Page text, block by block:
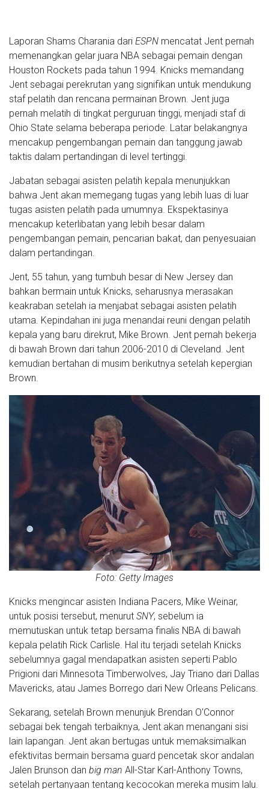
Laporan Shams Charania dari ESPN mencatat Jent pernah
memenangkan gelar juara NBA sebagai pemain dengan
Houston Rockets pada tahun 1994. Knicks memandang
Jent sebagai perekrutan yang signifikan untuk mendukung
staf pelatih dan rencana permainan Brown. Jent juga
pernah melatih di tingkat perguruan tinggi, menjadi staf di
Ohio State selama beberapa periode. Latar belakangnya
mencakup pengembangan pemain dan tanggung jawab
taktis dalam pertandingan di level tertinggi.
Jabatan sebagai asisten pelatih kepala menunjukkan
bahwa Jent akan memegang tugas yang lebih luas di luar
tugas asisten pelatih pada umumnya. Ekspektasinya
mencakup keterlibatan yang lebih besar dalam
pengembangan pemain, pencarian bakat, dan penyesuaian
dalam pertandingan.
Jent, 55 tahun, yang tumbuh besar di New Jersey dan
bahkan bermain untuk Knicks, seharusnya merasakan
keakraban setelah ia menjabat sebagai asisten pelatih
utama. Kepindahan ini juga menandai reuni dengan pelatih
kepala yang baru direkrut, Mike Brown. Jent pernah bekerja
di bawah Brown dari tahun 2006-2010 di Cleveland. Jent
kemudian bertahan di musim berikutnya setelah kepergian
Brown.
Foto: Getty Images
Knicks mengincar asisten Indiana Pacers, Mike Weinar,
untuk posisi tersebut, menurut SNY, sebelum ia
memutuskan untuk tetap bersama finalis NBA di bawah
kepala pelatih Rick Carlisle. Hal itu terjadi setelah Knicks
sebelumnya gagal mendapatkan asisten seperti Pablo
Prigioni dari Minnesota Timberwolves, Jay Triano dari Dallas
Mavericks, atau James Borrego dari New Orleans Pelicans.
Sekarang, setelah Brown menunjuk Brendan O'Connor
sebagai bek tengah terbaiknya, Jent akan menangani sisi
lain lapangan. Jent akan bertugas untuk memaksimalkan
efektivitas bermain bersama guard pencetak skor andalan
Jalen Brunson dan big man All-Star Karl-Anthony Towns,
setelah pertanyaan tentang kecocokan mereka musim lalu.